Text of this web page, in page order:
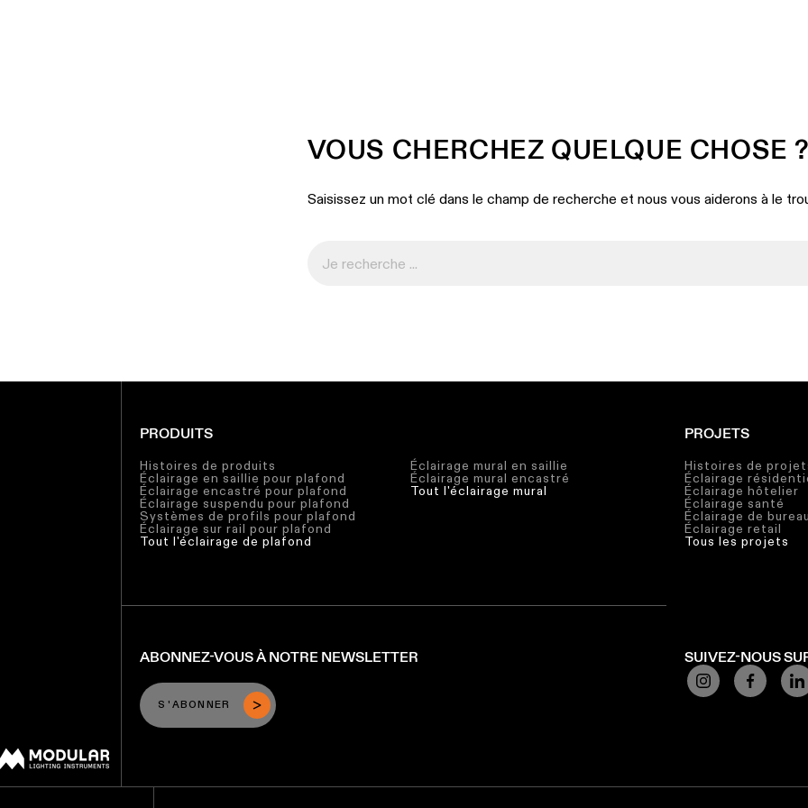
VOUS CHERCHEZ QUELQUE CHOSE ?
Saisissez un mot clé dans le champ de recherche et nous vous aiderons à le
PRODUITS
Histoires de produits
Éclairage en saillie pour plafond
Éclairage encastré pour plafond
Éclairage suspendu pour plafond
Systèmes de profils pour plafond
Éclairage sur rail pour plafond
Tout l'éclairage de plafond
Éclairage mural en saillie
Éclairage mural encastré
Tout l'éclairage mural
PROJETS
Histoires de
Éclairage
Éclairage hôtelier
Éclairage santé
Éclairage de bureau
Éclairage retail
Tous les projets
ABONNEZ-VOUS À NOTRE NEWSLETTER
S'ABONNER
SUIVEZ-NOUS